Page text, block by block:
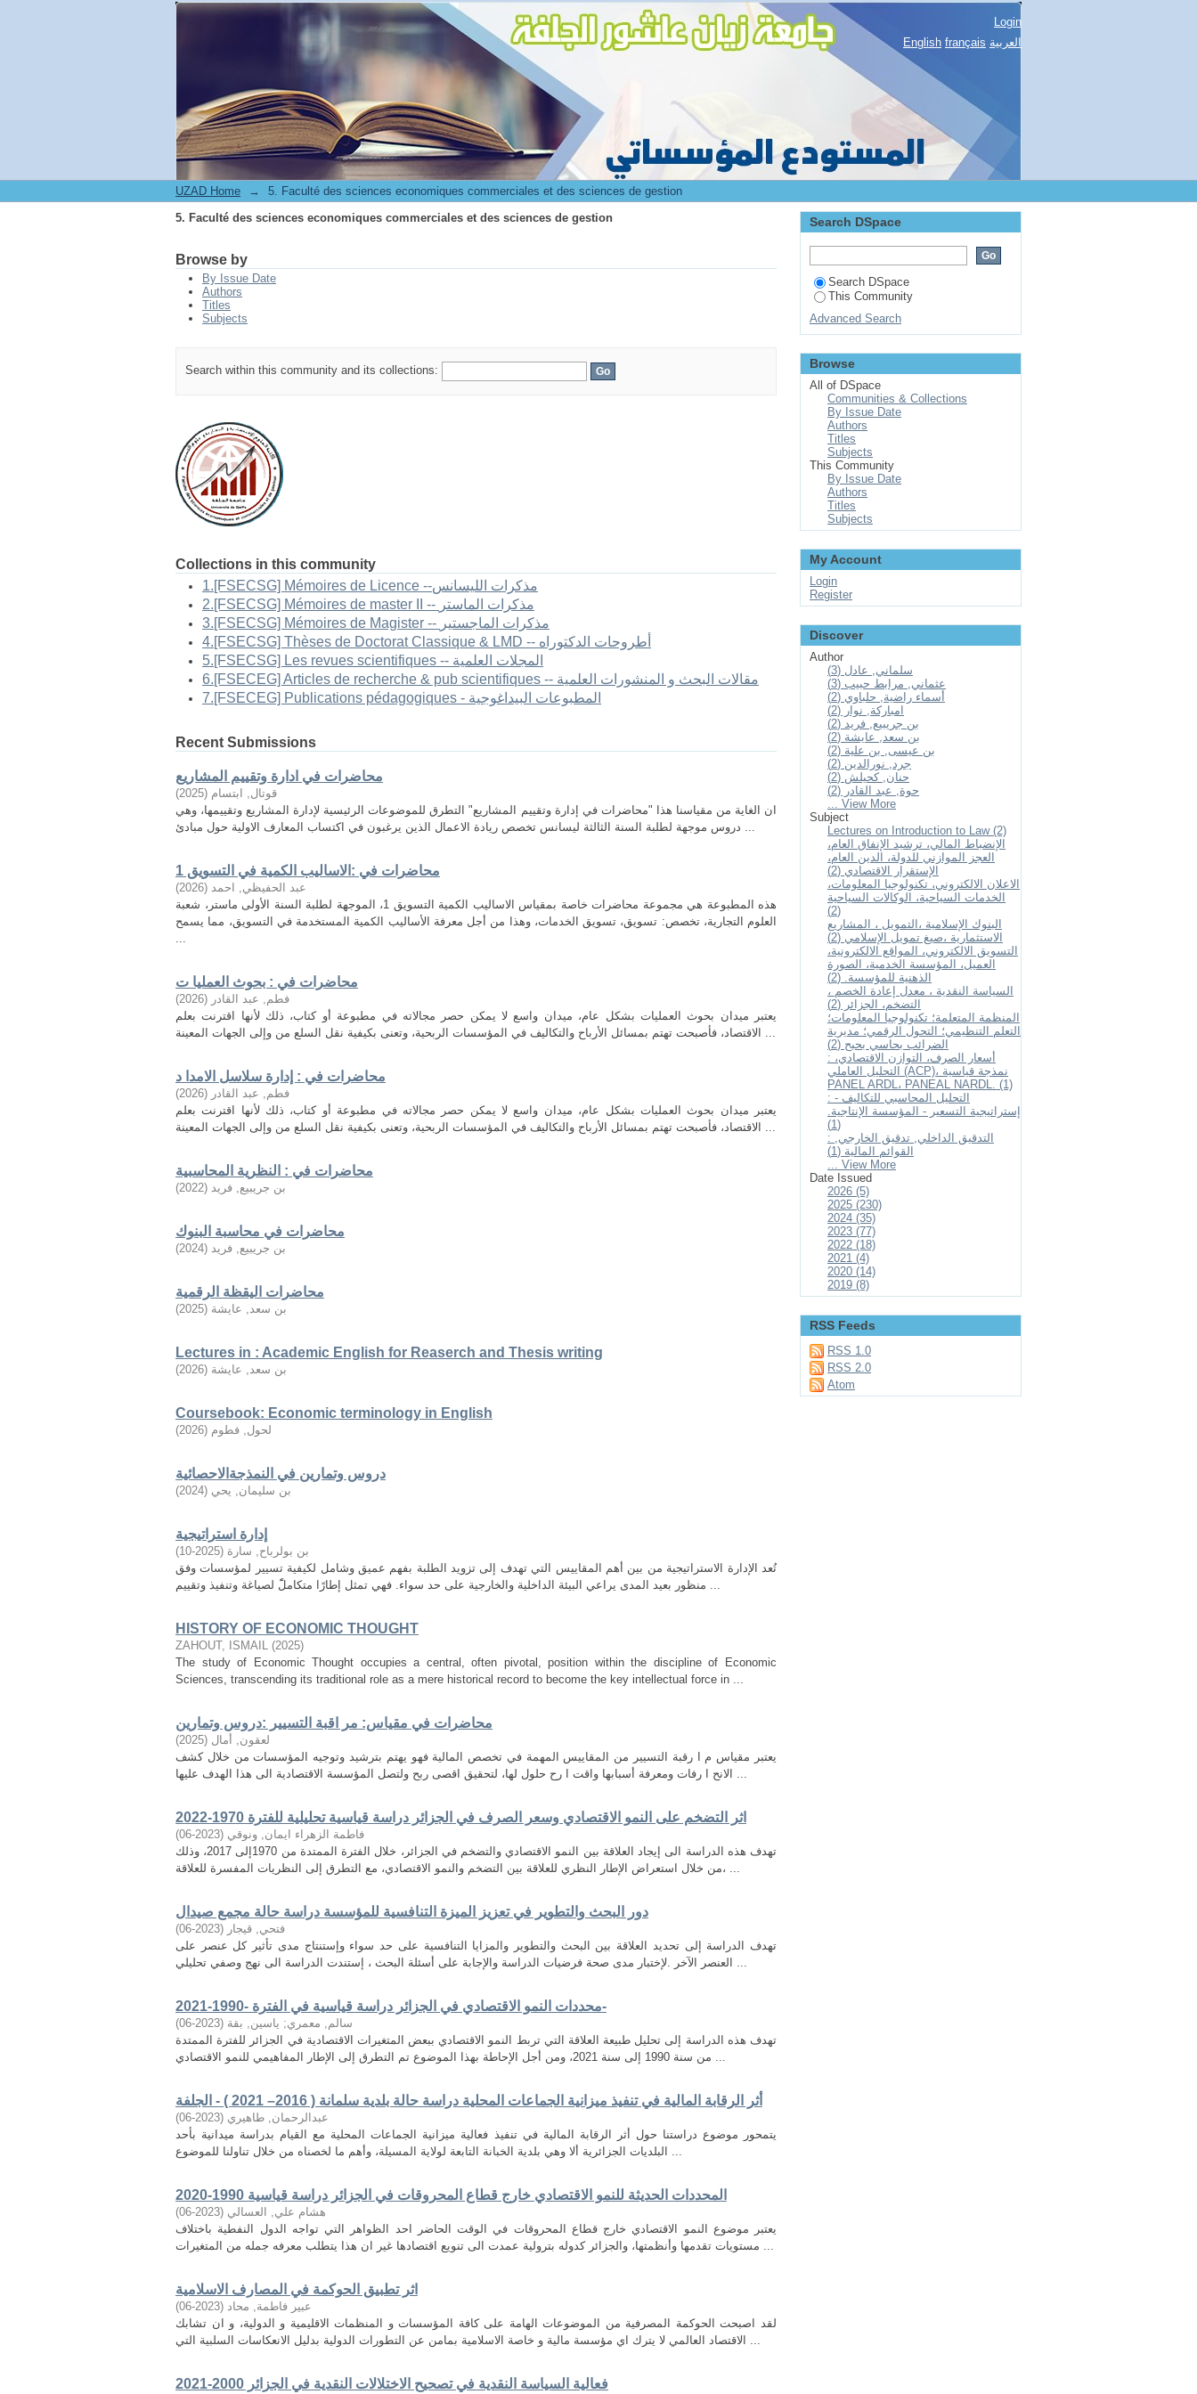
5. Faculté des sciences economiques commerciales et des sciences de gestion
Login
English français العربية
UZAD Home →
5. Faculté des sciences economiques commerciales et des sciences de gestion
5. Faculté des sciences economiques commerciales et des sciences de gestion
Browse by
By Issue Date
Authors
Titles
Subjects
Search within this community and its collections:
Collections in this community
1.[FSECSG] Mémoires de Licence --مذكرات الليسانس
2.[FSECSG] Mémoires de master II -- مذكرات الماستر
3.[FSECSG] Mémoires de Magister -- مذكرات الماجستير
4.[FSECSG] Thèses de Doctorat Classique & LMD -- أطروحات الدكتوراه
5.[FSECSG] Les revues scientifiques -- المجلات العلمية
6.[FSECEG] Articles de recherche & pub scientifiques -- مقالات البحث و المنشورات العلمية
7.[FSECEG] Publications pédagogiques - المطبوعات البيداغوجية
Recent Submissions
محاضرات في ادارة وتقييم المشاريع
قوتال, ابتسام (
2025
)
ان الغاية من مقياسنا هذا "محاضرات في إدارة وتقييم المشاريع" التطرق للموضوعات الرئيسية لإدارة المشاريع وتقييمها، وهي
دروس موجهة لطلبة السنة الثالثة ليسانس تخصص ريادة الاعمال الذين يرغبون في اكتساب المعارف الاولية حول مبادئ ...
محاضرات في :الاساليب الكمية في التسويق 1
عبد الحفيظي, احمد (
2026
)
هذه المطبوعة هي مجموعة محاضرات خاصة بمقياس الاساليب الكمية التسويق 1، الموجهة لطلبة السنة الأولى ماستر، شعبة
العلوم التجارية، تخصص: تسويق، تسويق الخدمات، وهذا من أجل معرفة الأساليب الكمية المستخدمة في التسويق، مما يسمح
...
محاضرات في : بحوث العمليا ت
فطم, عبد القادر (
2026
)
يعتبر ميدان بحوث العمليات بشكل عام، ميدان واسع لا يمكن حصر مجالاته في مطبوعة أو كتاب، ذلك لأنها اقترنت بعلم
الاقتصاد، فأصبحت تهتم بمسائل الأرباح والتكاليف في المؤسسات الربحية، وتعنى بكيفية نقل السلع من وإلى الجهات المعينة ...
محاضرات في : إدارة سلاسل الامدا د
فطم, عبد القادر (
2026
)
يعتبر ميدان بحوث العمليات بشكل عام، ميدان واسع لا يمكن حصر مجالاته في مطبوعة أو كتاب، ذلك لأنها اقترنت بعلم
الاقتصاد، فأصبحت تهتم بمسائل الأرباح والتكاليف في المؤسسات الربحية، وتعنى بكيفية نقل السلع من وإلى الجهات المعينة ...
محاضرات في : النظرية المحاسبية
بن جريبيع, فريد (
2022
)
محاضرات في محاسبة البنوك
بن جريبيع, فريد (
2024
)
محاضرات اليقظة الرقمية
بن سعد, عايشة (
2025
)
Lectures in : Academic English for Reaserch and Thesis writing
بن سعد, عايشة (
2026
)
Coursebook: Economic terminology in English
لحول, فطوم (
2026
)
دروس وتمارين في النمذجةالاحصائية
بن سليمان, يحي (
2024
)
إدارة استراتيجية
بن بولرباح, سارة (
2025-10
)
تُعد الإدارة الاستراتيجية من بين أهم المقاييس التي تهدف إلى تزويد الطلبة بفهم عميق وشامل لكيفية تسيير لمؤسسات وفق
منظور بعيد المدى يراعي البيئة الداخلية والخارجية على حد سواء. فهي تمثل إطارًا متكاملًً لصياغة وتنفيذ وتقييم ...
HISTORY OF ECONOMIC THOUGHT
ZAHOUT, ISMAIL (2025)
The study of Economic Thought occupies a central, often pivotal, position within the discipline of Economic
Sciences, transcending its traditional role as a mere historical record to become the key intellectual force in ...
محاضرات في مقياس: مر اقبة التسيير :دروس وتمارين
لعقون, أمال (
2025
)
يعتبر مقياس م ا رقبة التسيير من المقاييس المهمة في تخصص المالية فهو يهتم بترشيد وتوجيه المؤسسات من خلال كشف
الانح ا رفات ومعرفة أسبابها واقت ا رح حلول لها، لتحقيق اقصى ربح ولتصل المؤسسة الاقتصادية الى هذا الهدف عليها ...
اثر التضخم على النمو الاقتصادي وسعر الصرف في الجزائر دراسة قياسية تحليلية للفترة 1970-2022
فاطمة الزهراء ايمان, ونوقي (
2023-06
)
تهدف هذه الدراسة الى إيجاد العلاقة بين النمو الاقتصادي والتضخم في الجزائر، خلال الفترة الممتدة من 1970إلى 2017، وذلك
من خلال استعراض الإطار النظري للعلاقة بين التضخم والنمو الاقتصادي، مع التطرق إلى النظريات المفسرة للعلاقة، ...
دور البحث والتطوير في تعزيز الميزة التنافسية للمؤسسة دراسة حالة مجمع صيدال
فتحي, قيجار (
2023-06
)
تهدف الدراسة إلى تحديد العلاقة بين البحث والتطوير والمزايا التنافسية على حد سواء وإستنتاج مدى تأثير كل عنصر على
العنصر الآخر .لإختبار مدى صحة فرضيات الدراسة والإجابة على أسئلة البحث ، إستندت الدراسة الى نهج وصفي تحليلي ...
محددات النمو الاقتصادي في الجزائر دراسة قياسية في الفترة -1990-2021-
سالم, معمري; ياسين, بقة (
2023-06
)
تهدف هذه الدراسة إلى تحليل طبيعة العلاقة التي تربط النمو الاقتصادي ببعض المتغيرات الاقتصادية في الجزائر للفترة الممتدة
من سنة 1990 إلى سنة 2021، ومن أجل الإحاطة بهذا الموضوع تم التطرق إلى الإطار المفاهيمي للنمو الاقتصادي ...
أثر الرقابة المالية في تنفيذ ميزانية الجماعات المحلية دراسة حالة بلدية سلمانة ( 2016– 2021 ) - الجلفة
عبدالرحمان, طاهيري (
2023-06
)
يتمحور موضوع دراستنا حول أثر الرقابة المالية في تنفيذ فعالية ميزانية الجماعات المحلية مع القيام بدراسة ميدانية بأحد
البلديات الجزائرية ألا وهي بلدية الخبانة التابعة لولاية المسيلة، وأهم ما لخصناه من خلال تناولنا للموضوع ...
المحددات الحديثة للنمو الاقتصادي خارج قطاع المحروقات في الجزائر دراسة قياسية 1990-2020
هشام علي, العسالي (
2023-06
)
يعتبر موضوع النمو الاقتصادي خارج قطاع المحروقات في الوقت الحاضر احد الظواهر التي تواجه الدول النفطية باختلاف
مستويات تقدمها وأنظمتها، والجزائر كدوله بترولية عمدت الى تنويع اقتصادها غير ان هذا يتطلب معرفه جمله من المتغيرات ...
اثر تطبيق الحوكمة في المصارف الاسلامية
عبير فاطمة, محاد (
2023-06
)
لقد اصبحت الحوكمة المصرفية من الموضوعات الهامة على كافة المؤسسات و المنظمات الاقليمية و الدولية، و ان تشابك
الاقتصاد العالمي لا يترك اي مؤسسة مالية و خاصة الاسلامية بمامن عن التطورات الدولية بدليل الانعكاسات السلبية التي ...
فعالية السياسة النقدية في تصحيح الاختلالات النقدية في الجزائر 2000-2021
Search DSpace
Search DSpace
This Community
Advanced Search
Browse
All of DSpace
Communities & Collections
By Issue Date
Authors
Titles
Subjects
This Community
By Issue Date
Authors
Titles
Subjects
My Account
Login
Register
Discover
Author
سلماني, عادل (3)
عثماني, مرابط حبيب (3)
أسماء راضية, حلباوي (2)
امباركة, نوار (2)
بن جريبيع, فريد (2)
بن سعد, عايشة (2)
بن عيسى, بن علية (2)
جرد, نورالدين (2)
حنان, كحيلش (2)
حوة, عبد القادر (2)
... View More
Subject
Lectures on Introduction to Law (2)
الإنضباط المالي، ترشيد الإنفاق العام،
العجز الموازني للدولة، الدين العام،
الإستقرار الاقتصادي (2)
الاعلان الالكتروني، تكنولوجيا المعلومات،
الخدمات السياحية، الوكالات السياحية
(2)
البنوك الإسلامية ،التمويل ، المشاريع
الاستثمارية ،صيغ تمويل الإسلامي (2)
التسويق الالكتروني، المواقع الالكترونية،
العميل، المؤسسة الخدمية، الصورة
الذهنية للمؤسسة. (2)
السياسة النقدية ، معدل إعادة الخصم ،
التضخم، الجزائر (2)
المنظمة المتعلمة؛ تكنولوجيا المعلومات؛
التعلم التنظيمي؛ التحول الرقمي؛ مديرية
الضرائب بحاسي بحبح (2)
: أسعار الصرف، التوازن الاقتصادي،
التحليل العاملي (ACP)، نمذجة قياسية
PANEL ARDL، PANEAL NARDL. (1)
: التحليل المحاسبي للتكاليف -
إستراتيجية التسعير - المؤسسة الإنتاجية.
(1)
: التدقيق الداخلي, تدقيق الخارجي,
القوائم المالية (1)
... View More
Date Issued
2026 (5)
2025 (230)
2024 (35)
2023 (77)
2022 (18)
2021 (4)
2020 (14)
2019 (8)
RSS Feeds
RSS 1.0
RSS 2.0
Atom